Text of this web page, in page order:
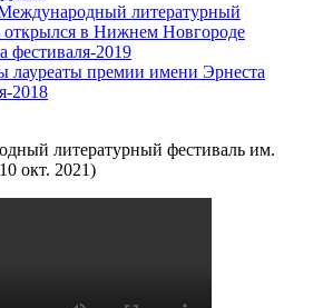
литературный
открылся в Нижнем Новгороде
фестиваля-2019
лауреаты премии имени Эрнеста
2018
литературный фестиваль им.
окт. 2021)